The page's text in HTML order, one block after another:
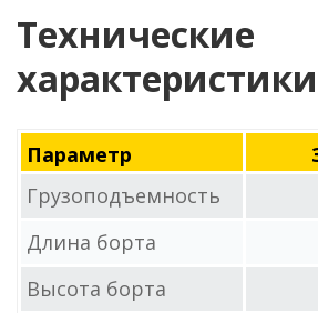
Технические
характеристики
Параметр
Грузоподъемность
Длина борта
Высота борта